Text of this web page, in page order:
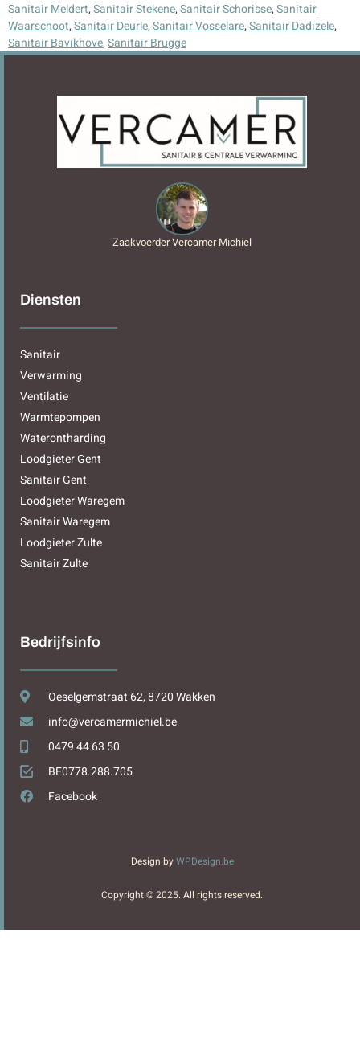
Sanitair Meldert,Sanitair Stekene,Sanitair Schorisse,Sanitair
Waarschoot,Sanitair Deurle,Sanitair Vosselare,Sanitair Dadizele,
Sanitair Bavikhove,Sanitair Brugge
Zaakvoerder Vercamer Michiel
Diensten
Sanitair
Verwarming
Ventilatie
Warmtepompen
Waterontharding
Loodgieter Gent
Sanitair Gent
Loodgieter Waregem
Sanitair Waregem
Loodgieter Zulte
Sanitair Zulte
Bedrijfsinfo
Oeselgemstraat 62, 8720 Wakken
info@vercamermichiel.be
0479 44 63 50
BE0778.288.705
Facebook
Design byWPDesign.be
Copyright © 2025. All rights reserved.